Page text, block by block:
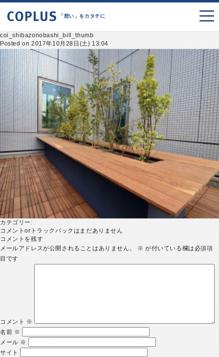
「想い」をカタチに
coi_shibazonobashi_bill_thumb
Posted on 2017年10月28日(土) 13:04
カテゴリー:
コメントorトラックバックはまだありません
コメントを残す
メールアドレスが公開されることはありません。
※ が付いている欄は必須項
目です
コメント ※
名前 ※
メール ※
サイト